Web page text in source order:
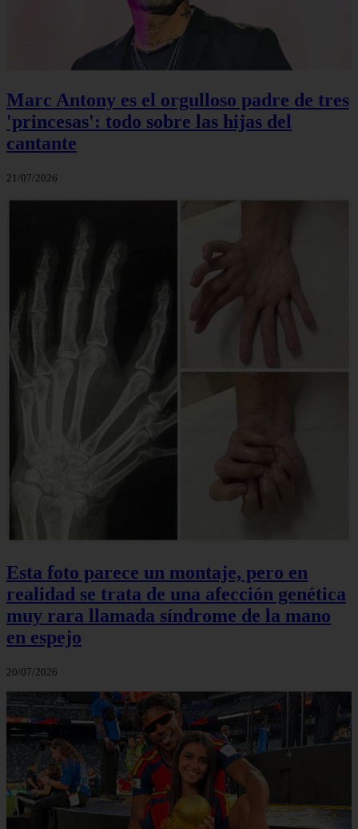
Marc Antony es el orgulloso padre de tres
'princesas': todo sobre las hijas del
cantante
21/07/2026
Esta foto parece un montaje, pero en
realidad se trata de una afección genética
muy rara llamada síndrome de la mano
en espejo
20/07/2026